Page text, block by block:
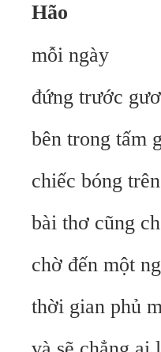
Hão
mỗi ngày
đứng trước
bên trong tấm
chiếc bóng
bài thơ cũng
chờ đến một
thời gian phủ